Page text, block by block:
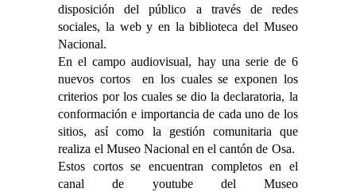
disposición del público a través de redes
sociales, la web y en la biblioteca del Museo
Nacional.
En el campo audiovisual, hay una serie de 6
nuevos cortos en los cuales se exponen los
criterios por los cuales se dio la declaratoria, la
conformación e importancia de cada uno de los
sitios, así como la gestión comunitaria que
realiza el Museo Nacional en el cantón de Osa.
Estos cortos se encuentran completos en el
canal de youtube del Museo